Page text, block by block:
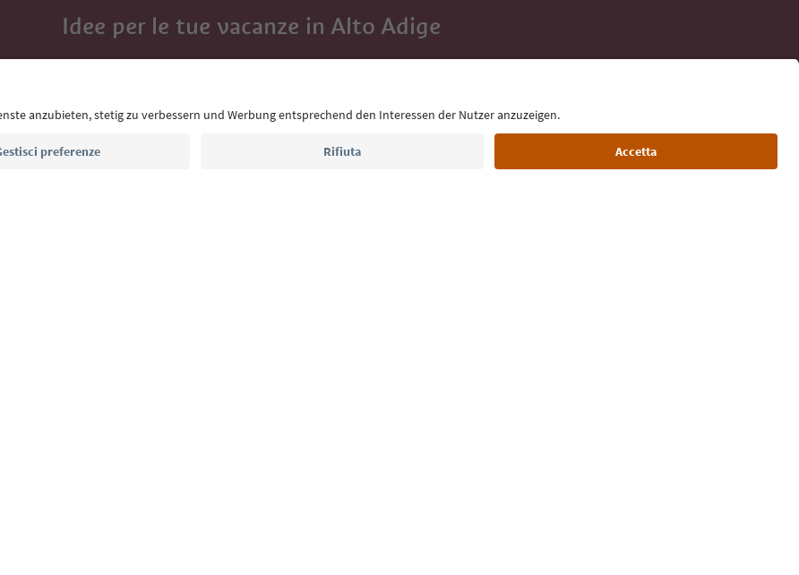
Idee per le tue vacanze in Alto Adige
Con la newsletter dell’Alto Adige ricevi consigli per le tue vacanze,
Indirizzo e-mail*